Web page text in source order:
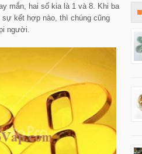
mắn, hai số kia là 1 và 8. Khi ba
kết hợp nào, thì chúng cũng
người.